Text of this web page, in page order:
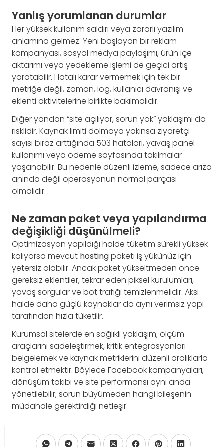
Yanlış yorumlanan durumlar
Her yüksek kullanım saldırı veya zararlı yazılım
anlamına gelmez. Yeni başlayan bir reklam
kampanyası, sosyal medya paylaşımı, ürün içe
aktarımı veya yedekleme işlemi de geçici artış
yaratabilir. Hatalı karar vermemek için tek bir
metriğe değil, zaman, log, kullanıcı davranışı ve
eklenti aktivitelerine birlikte bakılmalıdır.
Diğer yandan “site açılıyor, sorun yok” yaklaşımı da
risklidir. Kaynak limiti dolmaya yakınsa ziyaretçi
sayısı biraz arttığında 503 hataları, yavaş panel
kullanımı veya ödeme sayfasında takılmalar
yaşanabilir. Bu nedenle düzenli izleme, sadece arıza
anında değil operasyonun normal parçası
olmalıdır.
Ne zaman paket veya yapılandırma
değişikliği düşünülmeli?
Optimizasyon yapıldığı halde tüketim sürekli yüksek
kalıyorsa mevcut hostingpaketi iş yükünüz için
yetersiz olabilir. Ancak paket yükseltmeden önce
gereksiz eklentiler, tekrar eden piksel kurulumları,
yavaş sorgular ve bot trafiği temizlenmelidir. Aksi
halde daha güçlü kaynaklar da aynı verimsiz yapı
tarafından hızla tüketilir.
Kurumsal sitelerde en sağlıklı yaklaşım; ölçüm
araçlarını sadeleştirmek, kritik entegrasyonları
belgelemek ve kaynak metriklerini düzenli aralıklarla
kontrol etmektir. Böylece Facebook kampanyaları,
dönüşüm takibi ve site performansı aynı anda
yönetilebilir; sorun büyümeden hangi bileşenin
müdahale gerektirdiği netleşir.